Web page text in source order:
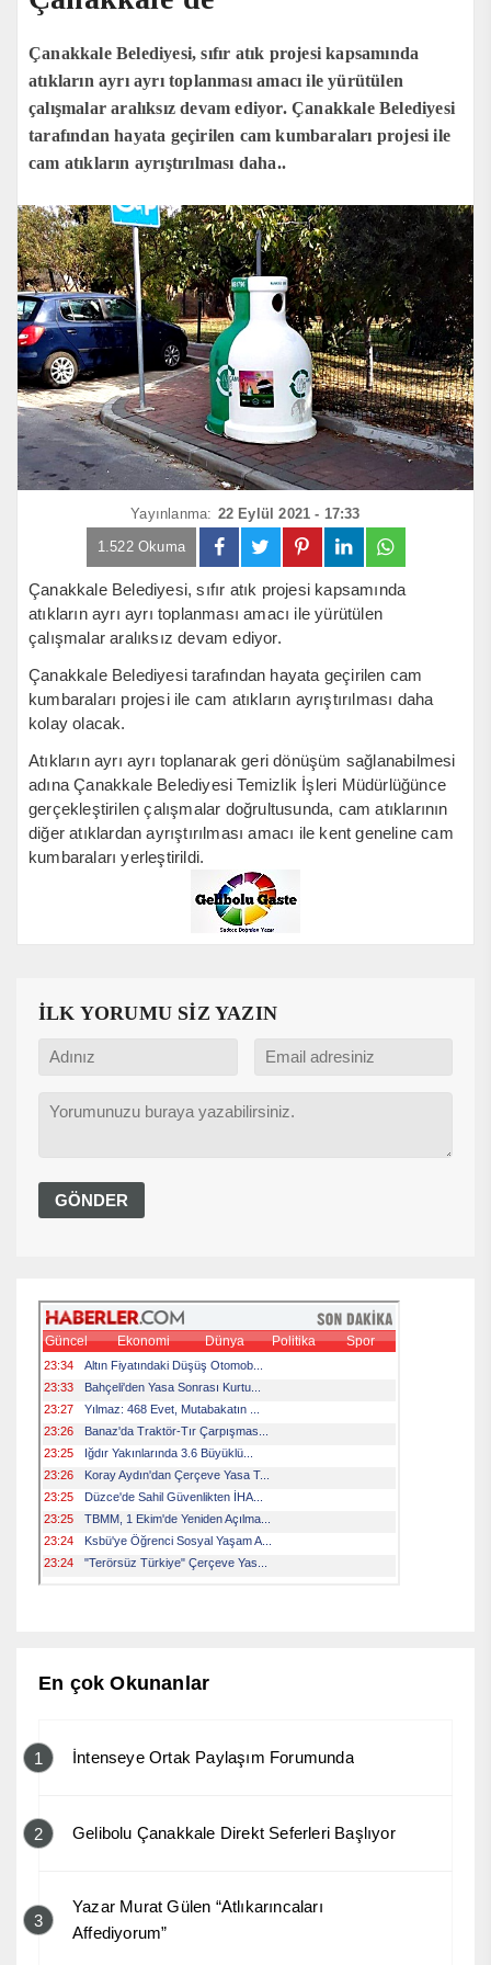
Çanakkale Belediyesi, sıfır atık projesi kapsamında
atıkların ayrı ayrı toplanması amacı ile yürütülen
çalışmalar aralıksız devam ediyor. Çanakkale Belediyesi
tarafından hayata geçirilen cam kumbaraları projesi ile
cam atıkların ayrıştırılması daha..
Yayınlanma: 22 Eylül 2021 - 17:33
1.522 Okuma
Çanakkale Belediyesi, sıfır atık projesi kapsamında
atıkların ayrı ayrı toplanması amacı ile yürütülen
çalışmalar aralıksız devam ediyor.
Çanakkale Belediyesi tarafından hayata geçirilen cam
kumbaraları projesi ile cam atıkların ayrıştırılması daha
kolay olacak.
Atıkların ayrı ayrı toplanarak geri dönüşüm sağlanabilmesi
adına Çanakkale Belediyesi Temizlik İşleri Müdürlüğünce
gerçekleştirilen çalışmalar doğrultusunda, cam atıklarının
diğer atıklardan ayrıştırılması amacı ile kent geneline cam
kumbaraları yerleştirildi.
İLK YORUMU SİZ YAZIN
En çok Okunanlar
1 İntenseye Ortak Paylaşım Forumunda
2 Gelibolu Çanakkale Direkt Seferleri Başlıyor
3
Yazar Murat Gülen “Atlıkarıncaları
Affediyorum”